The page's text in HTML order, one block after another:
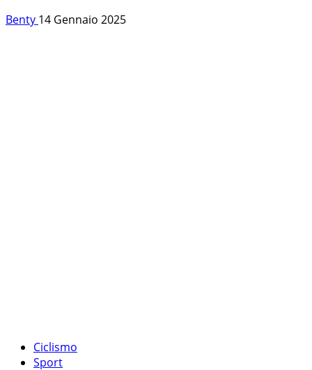
Benty 14 Gennaio 2025
Ciclismo
Sport